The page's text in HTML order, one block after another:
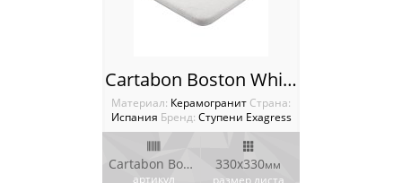
Cartabon Boston White Ступень угловая Boston
Материал: Керамогранит Cтрана:
Испания Бренд: Ступени Exagress
Cartabon Boston
артикул
330х330мм
размер листа